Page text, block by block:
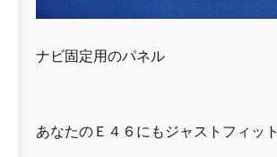
ナビ固定用のパネル
あなたのＥ４６にもジャストフィット